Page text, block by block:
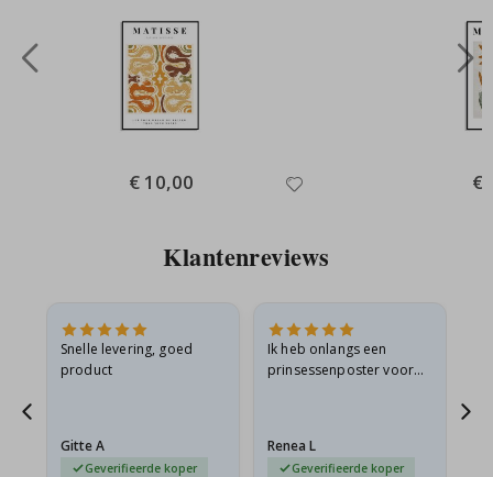
Special
Price
€ 10,00 €
Klantenreviews
Snelle levering, goed
product
Gitte A
Geverifieerde koper
Ik heb onlangs een
prinsessenposter voor
licht…
Renea L
Geverifieerde koper